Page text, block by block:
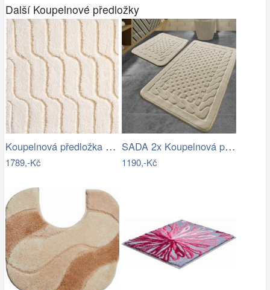
Další Koupelnové předložky
Koupelnová předložka VOGUE
1789,-Kč
SADA 2x Koupelnová předložka BAMBI 60…
1190,-Kč